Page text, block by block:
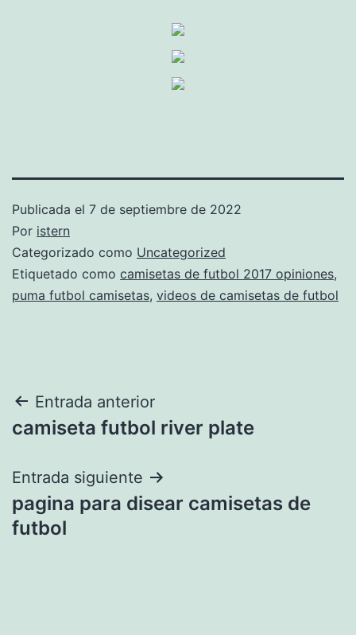
Publicada el 7 de septiembre de 2022
Por istern
Categorizado como Uncategorized
Etiquetado como camisetas de futbol 2017 opiniones,
puma futbol camisetas, videos de camisetas de futbol
Navegación
de
entradas
Entrada anterior
camiseta futbol river plate
Entrada siguiente
pagina para disear camisetas de
futbol